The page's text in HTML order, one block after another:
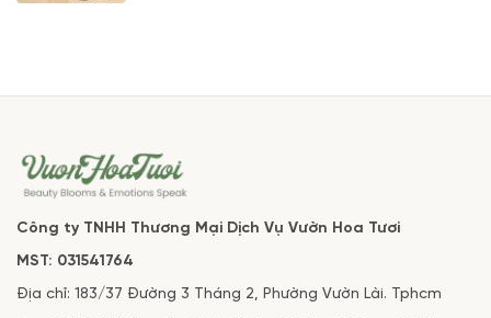
Công ty TNHH Thương Mại Dịch Vụ Vườn Hoa Tươi
MST: 031541764
Địa chỉ: 183/37 Đường 3 Tháng 2, Phường Vườn Lài. Tphcm